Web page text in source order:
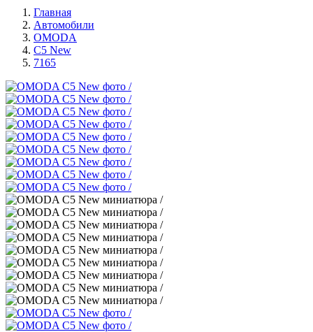
Главная
Автомобили
OMODA
C5 New
7165